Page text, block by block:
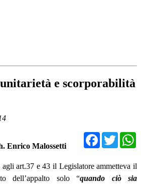
e scorporabilità
Enrico Malossetti
art.37 e 43 il Legislatore ammetteva il
dell’appalto solo “quando ciò
sia